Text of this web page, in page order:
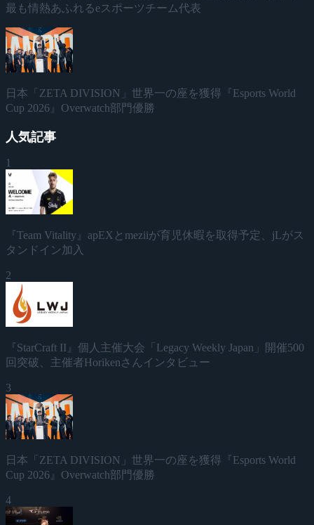
最も情熱あふれるeスポーツチーム代表
日本「ZETA DIVISION」世界一の座を獲得『Esports World
Cup 2026』Overwatch部門優勝
人気記事
1
『Team Vitality』apEXとmeziiが育児休暇を取得予定、jLがス
タンドイン加入
2
『StarCraft II』個人主催大会「Legacy Weekly Japan」開催500
回突破、主催者Horikenさんインタビュー
3
日本「ZETA DIVISION」世界一の座を獲得『Esports World
Cup 2026』Overwatch部門優勝
4